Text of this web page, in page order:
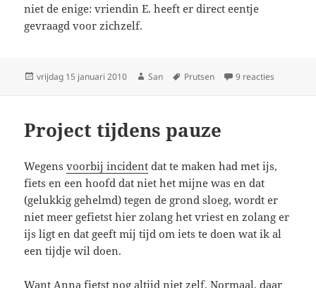
niet de enige: vriendin E. heeft er direct eentje
gevraagd voor zichzelf.
Geplaatst
vrijdag 15 januari 2010 Auteur
San Tags
Prutsen 9 reacties
Project tijdens pauze
Wegensvoorbij incident dat te maken had met ijs,
fiets en een hoofd dat niet het mijne was en dat
(gelukkig gehelmd) tegen de grond sloeg, wordt er
niet meer gefietst hier zolang het vriest en zolang er
ijs ligt en dat geeft mij tijd om iets te doen wat ik al
een tijdje wil doen.
Want Anna fietst nog altijd niet zelf. Normaal, daar